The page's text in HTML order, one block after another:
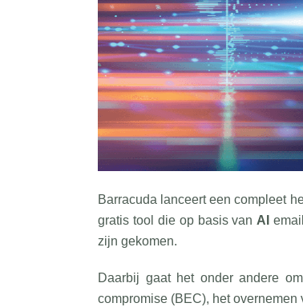
Barracuda lanceert een compleet
gratis tool die op basis van AI
zijn gekomen.
Daarbij gaat het onder andere
compromise (BEC), het